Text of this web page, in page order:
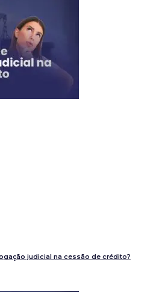
judicial na cessão de crédito?